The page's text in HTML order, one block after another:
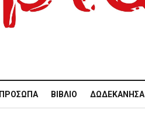
ΠΡΌΣΩΠΑ ΒΙΒΛΊΟ ΔΩΔΕΚΆΝΗΣΑ